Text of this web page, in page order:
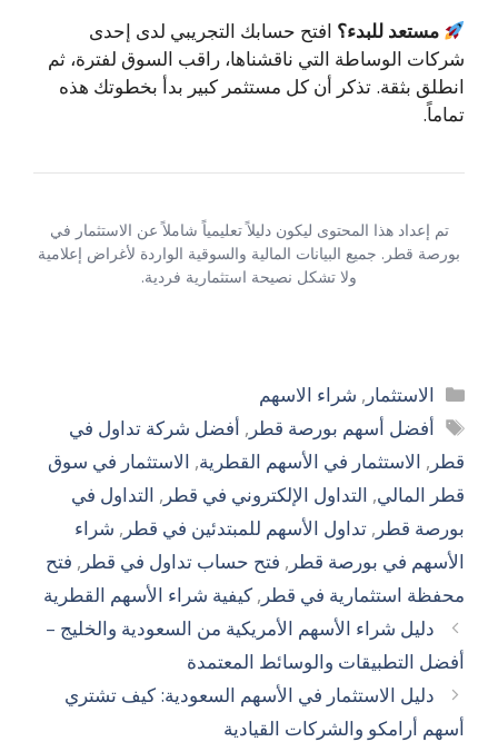
مستعد للبدء؟ افتح حسابك التجريبي لدى إحدى
شركات الوساطة التي ناقشناها، راقب السوق لفترة، ثم
انطلق بثقة. تذكر أن كل مستثمر كبير بدأ بخطوتك هذه
تماماً.
تم إعداد هذا المحتوى ليكون دليلاً تعليمياً شاملاً عن الاستثمار في
بورصة قطر. جميع البيانات المالية والسوقية الواردة لأغراض إعلامية
ولا تشكل نصيحة استثمارية فردية.
التصنيفات
الاستثمار , شراء الاسهم
الوسوم
أفضل أسهم بورصة قطر , أفضل شركة تداول في
قطر , الاستثمار في الأسهم القطرية, الاستثمار في سوق
قطر المالي, التداول الإلكتروني في قطر , التداول في
بورصة قطر , تداول الأسهم للمبتدئين في قطر , شراء
الأسهم في بورصة قطر , فتح حساب تداول في قطر , فتح
محفظة استثمارية في قطر , كيفية شراء الأسهم القطرية
دليل شراء الأسهم الأمريكية من السعودية والخليج –
أفضل التطبيقات والوسائط المعتمدة
دليل الاستثمار في الأسهم السعودية: كيف تشتري
أسهم أرامكو والشركات القيادية